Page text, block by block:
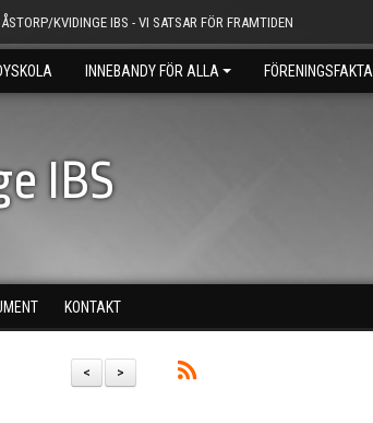
ÅSTORP/KVIDINGE IBS - VI SATSAR FÖR FRAMTIDEN
INNEBANDY FÖR ALLA FÖRENINGSFAKTA
IBS
KONTAKT
>
<